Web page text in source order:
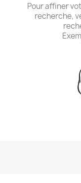
Pour affiner
recherche,